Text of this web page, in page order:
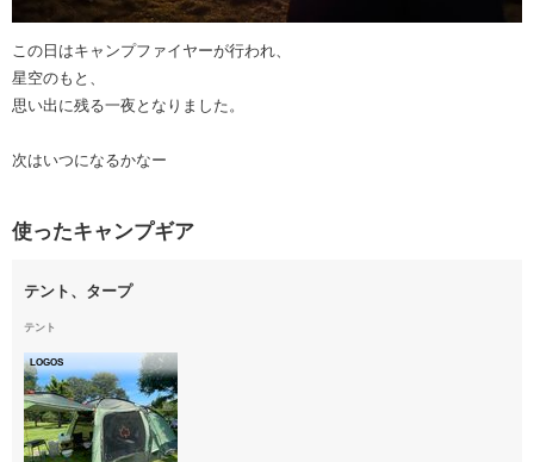
この日はキャンプファイヤーが行われ、
星空のもと、
思い出に残る一夜となりました。
次はいつになるかなー
使ったキャンプギア
テント、タープ
テント
LOGOS